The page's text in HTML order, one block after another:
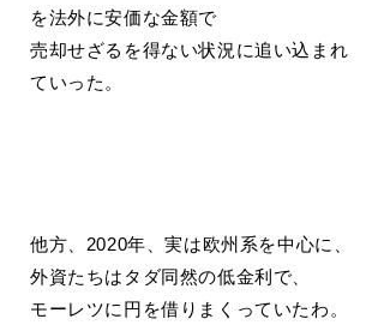
を法外に安価な金額で
売却せざるを得ない状況に追い込まれ
ていった。
他方、2020年、実は欧州系を中心に、
外資たちはタダ同然の低金利で、
モーレツに円を借りまくっていたわ。